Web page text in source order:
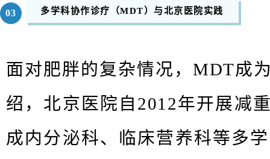
03 多学科协作诊疗（MDT ）与北京医院实践
面对肥胖的复杂情况，MDT成
绍，北京医院自 2012年开展减
成内分泌科、临床营养科等多